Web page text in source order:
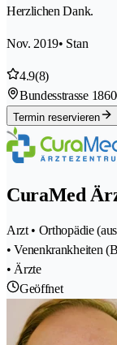
Herzlichen Dank.
Nov. 2019• Stan
4.9(8)
Bundesstrasse 18
Termin reservieren
CuraMed
Arzt • Orthopädie
• Venenkrankheiten
• Ärzte
Geöffnet